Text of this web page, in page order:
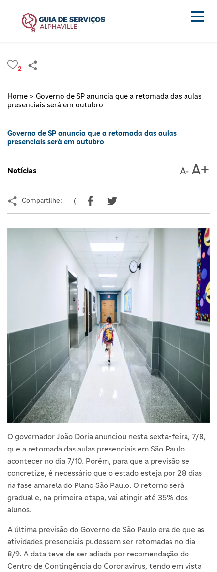
2
Home > Governo de SP anuncia que a retomada das aulas
presenciais será em outubro
Governo de SP anuncia que a retomada das aulas
presenciais será em outubro
Notícias
Compartilhe: (
O governador João Doria anunciou nesta sexta-feira, 7/8,
que a retomada das aulas presenciais em São Paulo
acontecer no dia 7/10. Porém, para que a previsão se
concretize, é necessário que o estado esteja por 28 dias
na fase amarela do Plano São Paulo. O retorno será
gradual e, na primeira etapa, vai atingir até 35% dos
alunos.
A última previsão do Governo de São Paulo era de que as
atividades presenciais pudessem ser retomadas no dia
8/9. A data teve de ser adiada por recomendação do
Centro de Contingência do Coronavírus, tendo em vista